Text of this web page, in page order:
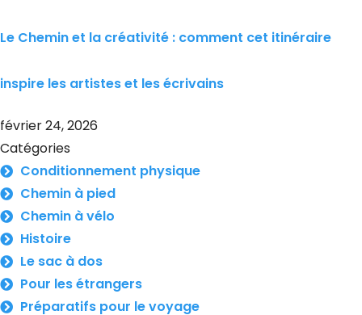
Le Chemin et la créativité : comment cet itinéraire
inspire les artistes et les écrivains
février 24, 2026
Catégories
Conditionnement physique
Chemin à pied
Chemin à vélo
Histoire
Le sac à dos
Pour les étrangers
Préparatifs pour le voyage